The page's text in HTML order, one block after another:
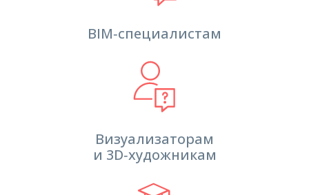
BIM‑специалистам
Визуализаторам
и 3D‑художникам